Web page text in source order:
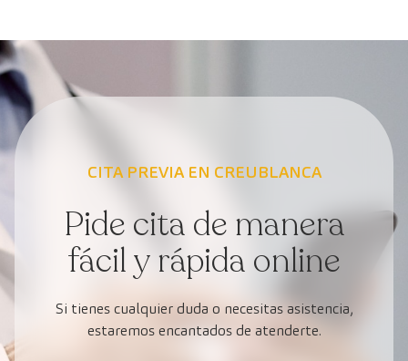
CITA PREVIA EN CREUBLANCA
Pide cita de manera
fácil y rápida online
Si tienes cualquier duda o necesitas asistencia,
estaremos encantados de atenderte.